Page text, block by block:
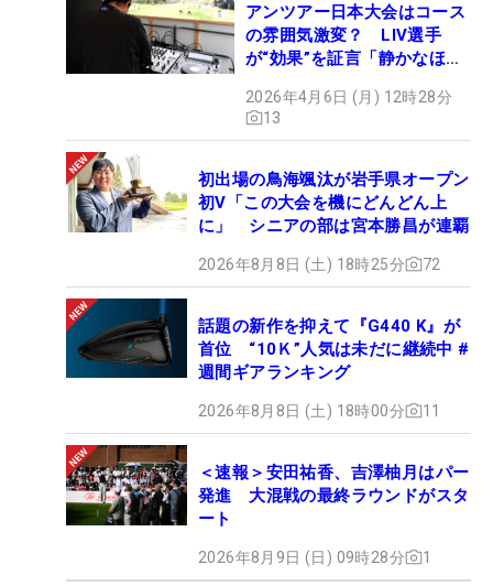
アンツアー日本大会はコース
の雰囲気激変？ LIV選手
が“効果”を証言「静かなほう
2026年4月6日 (月) 12時28分
13
初出場の鳥海颯汰が岩手県オープン
初V「この大会を機にどんどん上
に」 シニアの部は宮本勝昌が連覇
2026年8月8日 (土) 18時25分 72
話題の新作を抑えて『G440 K』が
首位 “10Ｋ”人気は未だに継続中 #
週間ギアランキング
2026年8月8日 (土) 18時00分 11
＜速報＞安田祐香、吉澤柚月はパー
発進 大混戦の最終ラウンドがスタ
ート
2026年8月9日 (日) 09時28分 1